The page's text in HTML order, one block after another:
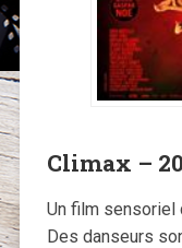
Climax –
Un film sensoriel
Des danseurs